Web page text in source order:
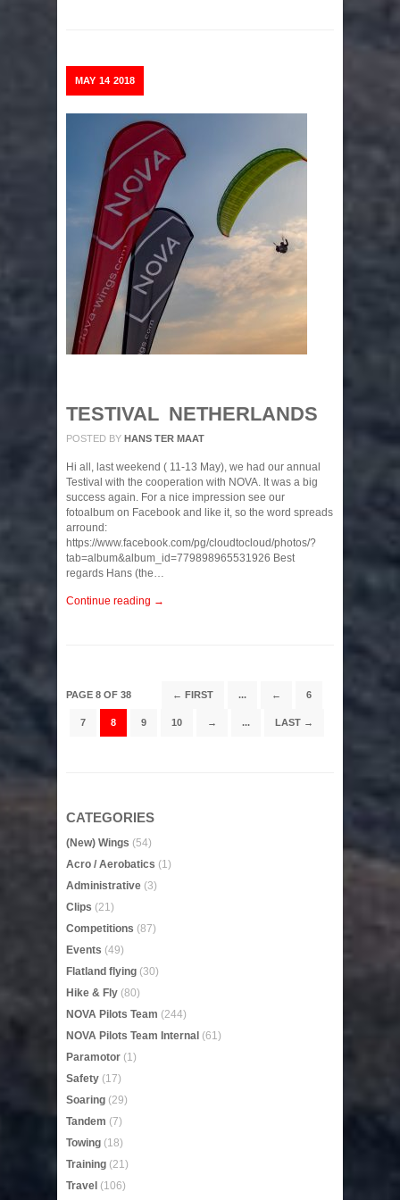
MAY 14 2018
TESTIVAL NETHERLANDS
POSTED BY HANS TER MAAT
Hi all, last weekend ( 11-13 May), we had our annual
Testival with the cooperation with NOVA. It was a big
success again. For a nice impression see our
fotoalbum on Facebook and like it, so the word spreads
arround:
https://www.facebook.com/pg/cloudtocloud/photos/?
tab=album&album_id=779898965531926 Best
regards Hans (the…
Continue reading →
PAGE 8 OF 38 ← FIRST ... ← 6
7 8 9 10 → ... LAST →
CATEGORIES
(New) Wings (54)
Acro / Aerobatics (1)
Administrative (3)
Clips (21)
Competitions (87)
Events (49)
Flatland flying (30)
Hike & Fly (80)
NOVA Pilots Team (244)
NOVA Pilots Team Internal (61)
Paramotor (1)
Safety (17)
Soaring (29)
Tandem (7)
Towing (18)
Training (21)
Travel (106)